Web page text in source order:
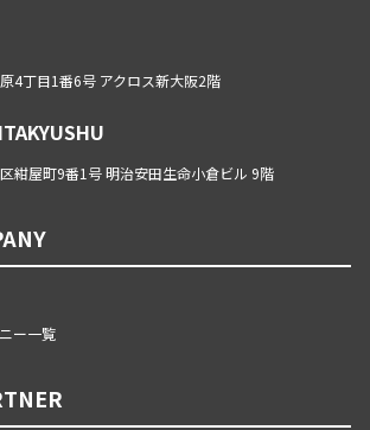
4丁目1番6号 アクロス新大阪2階
紺屋町9番1号 明治安田生命小倉ビル 9階
ー一覧